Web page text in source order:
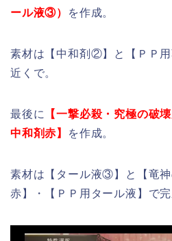
ール液③）
を作成。
素材は【中和剤②】と【ＰＰ用
近くで。
最後に
【一撃必殺・究極の破
中和剤赤】
を作成。
素材は【タール液③】と【竜神
赤】・【ＰＰ用タール液】で完